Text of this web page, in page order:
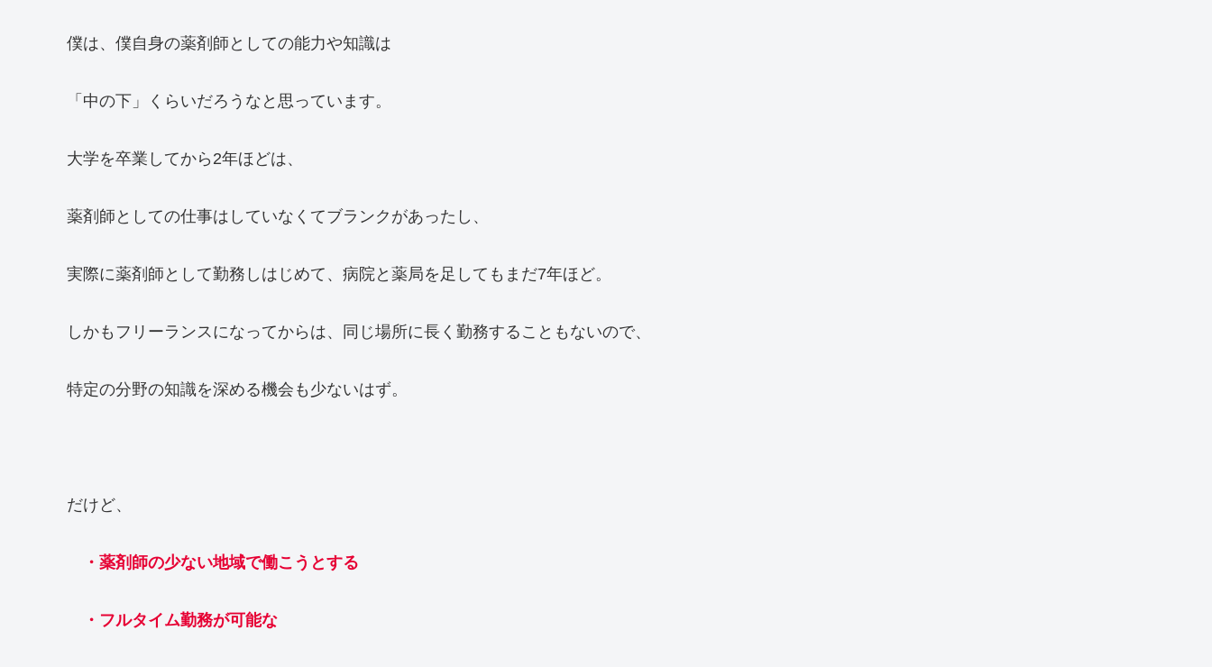
僕は、僕自身の薬剤師としての能力や知識は
「中の下」くらいだろうなと思っています。
大学を卒業してから2年ほどは、
薬剤師としての仕事はしていなくてブランクがあったし、
実際に薬剤師として勤務しはじめて、病院と薬局を足してもまだ7年ほど。
しかもフリーランスになってからは、同じ場所に長く勤務することもないので、
特定の分野の知識を深める機会も少ないはず。
だけど、
・薬剤師の少ない地域で働こうとする
・フルタイム勤務が可能な